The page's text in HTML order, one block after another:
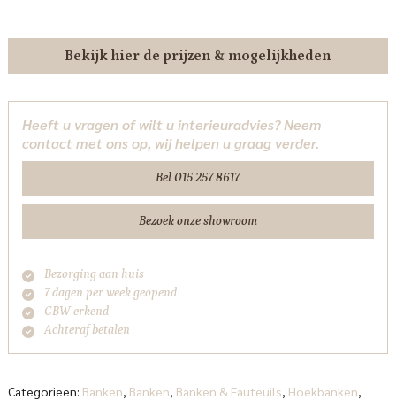
Bekijk hier de prijzen & mogelijkheden
Heeft u vragen of wilt u interieuradvies? Neem
contact met ons op, wij helpen u graag verder.
Bel 015 257 8617
Bezoek onze showroom
Bezorging aan huis
7 dagen per week geopend
CBW erkend
Achteraf betalen
Categorieën: Banken Banken Banken & Fauteuils Hoekbanken